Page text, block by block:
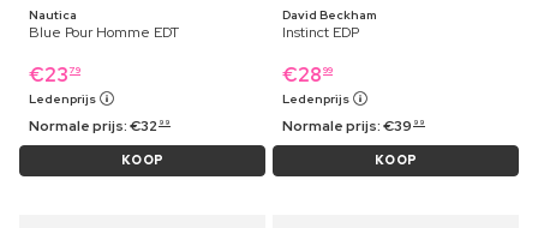
Nautica
Blue Pour Homme EDT
€23 79
Ledenprijs
Normale prijs:€32 99
KOOP
David Beckham
Instinct EDP
€28 99
Ledenprijs
Normale prijs:€39 99
KOOP